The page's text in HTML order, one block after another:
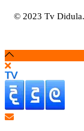
© 2023 Tv